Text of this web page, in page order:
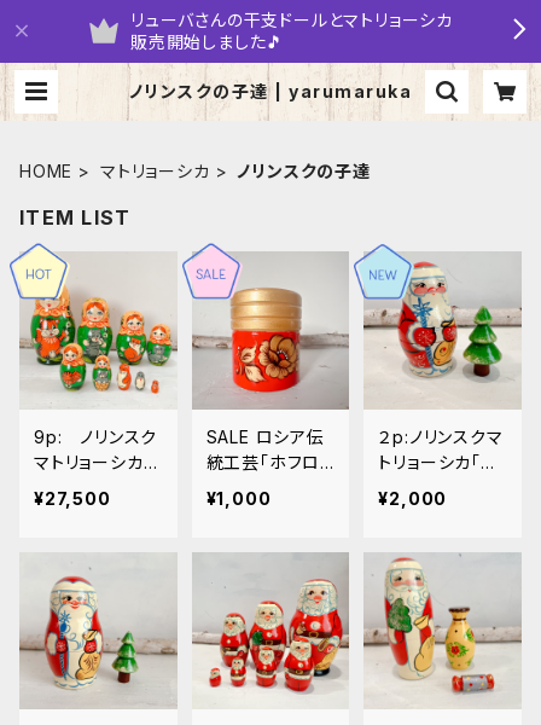
リューバさんの干支ドールとマトリョーシカ
販売開始しました🎵
ノリンスクの子達 | yarumaruka
HOME マトリョーシカ ノリンスクの子達
ITEM LIST
9p: ノリンスク
マトリョーシカ
「CATS」 22c
m MT139
¥27,500
SALE ロシア伝
統工芸「ホフロ
マ塗り」調 ノリ
ンスク産 HH0
¥1,000
２p:ノリンスクマ
トリョーシカ「ク
リスマス ツリ
ー」９ｃｍ
¥2,000